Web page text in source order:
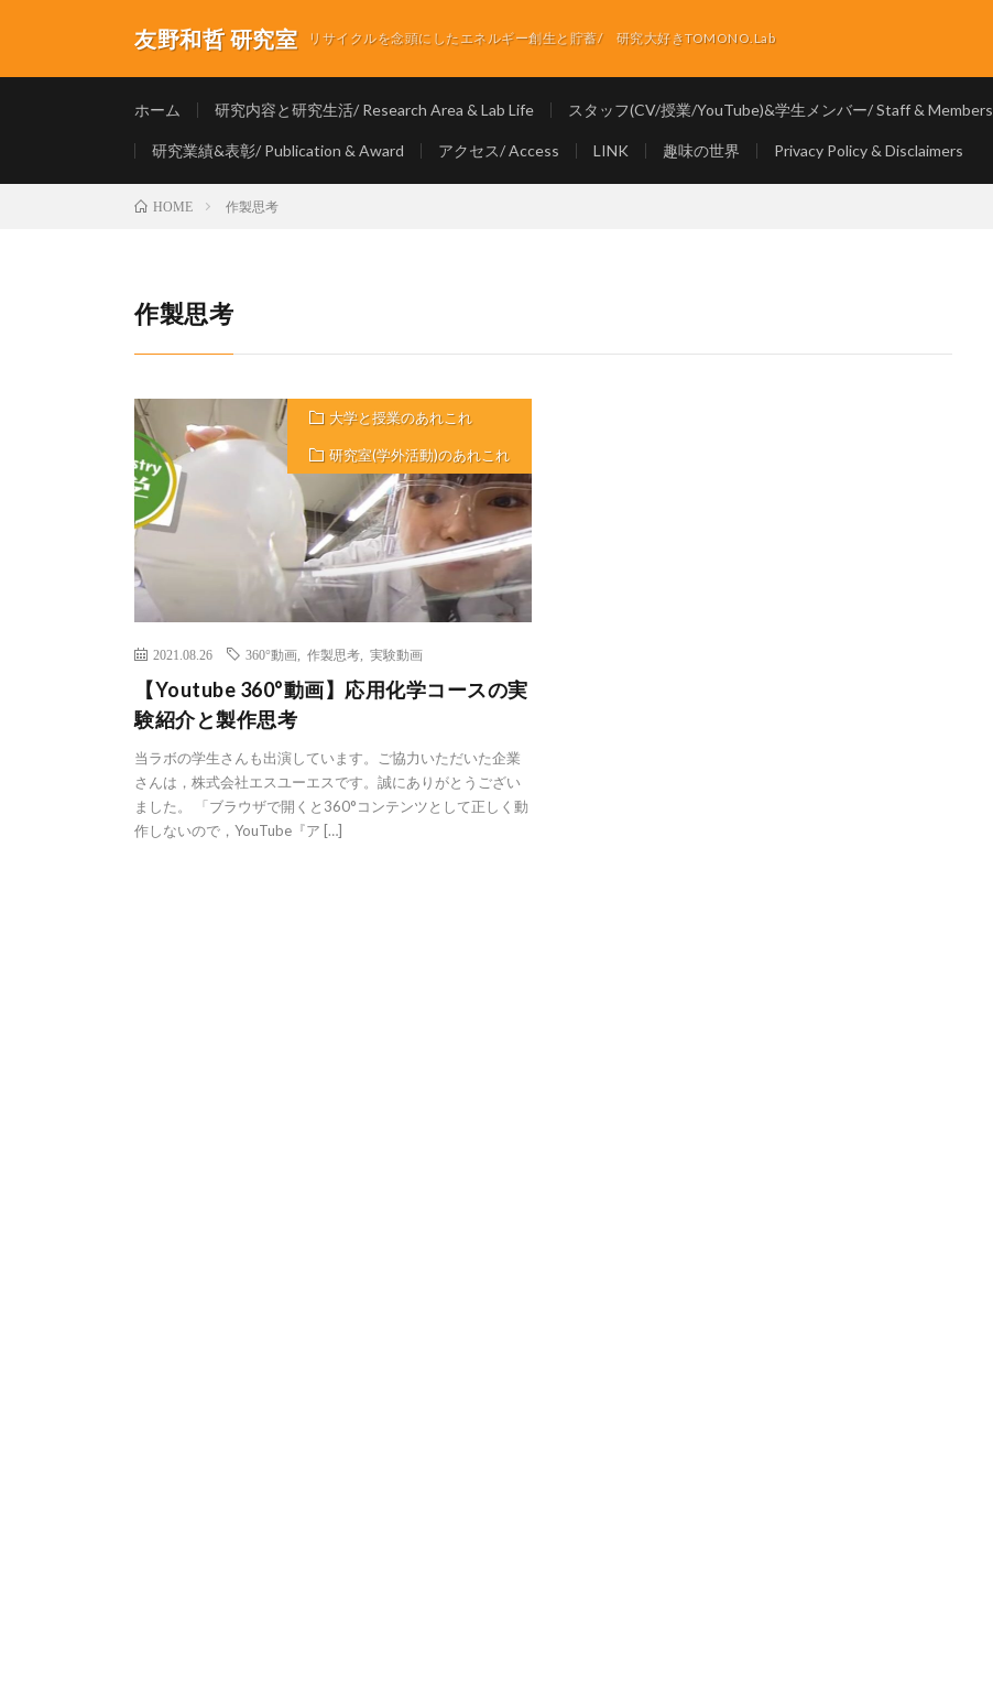
友野和哲 研究室 リサイクルを念頭にしたエネルギー創生と貯蓄/ 研究大好きTOMONO.Lab
ホーム 研究内容と研究生活/ Research Area & Lab Life スタッフ(CV/授業/YouTube)&学生メンバー/ Staff & Members
研究業績&表彰/ Publication & Award アクセス/ Access LINK 趣味の世界 Privacy Policy & Disclaimers
HOME 作製思考
作製思考
大学と授業のあれこれ
研究室(学外活動)のあれこれ
2021.08.26 360°動画 作製思考 実験動画
【Youtube 360°動画】応用化学コースの実
験紹介と製作思考
当ラボの学生さんも出演しています。ご協力いただいた企業
さんは，株式会社エスユーエスです。誠にありがとうござい
ました。 「ブラウザで開くと360°コンテンツとして正しく動
作しないので，YouTube『ア […]